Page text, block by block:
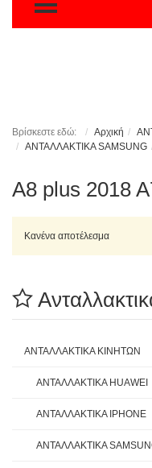
TOGGLE
Βρίσκεστε εδώ: Αρχική
ΑΝΤΑΛΛΑΚΤΙΚΑ SAMSUNG
A8 plus 2018
Κανένα αποτέλεσμα
ΑΝΤΑΛΛΑΚΤΙΚΑ ΚΙΝΗΤΩΝ
ΑΝΤΑΛΛΑΚΤΙΚΑ HUAWEI
ΑΝΤΑΛΛΑΚΤΙΚΑ IPHONE
ΑΝΤΑΛΛΑΚΤΙΚΑ